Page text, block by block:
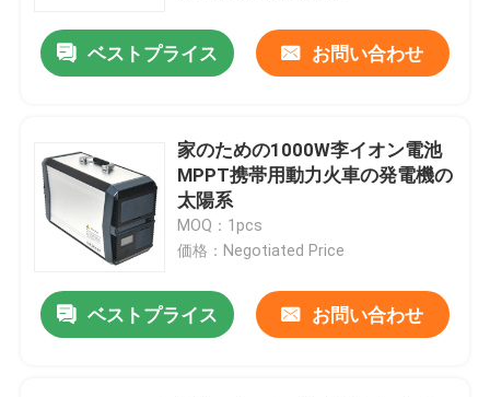
ベストプライス お問い合わせ
家のための1000W李イオン電池
MPPT携帯用動力火車の発電機の
太陽系
MOQ：1pcs
価格：Negotiated Price
ベストプライス お問い合わせ